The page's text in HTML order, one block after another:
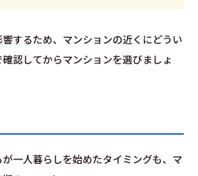
するため、マンションの近くにどうい
認してからマンションを選びましょ
一人暮らしを始めたタイミングも、マ